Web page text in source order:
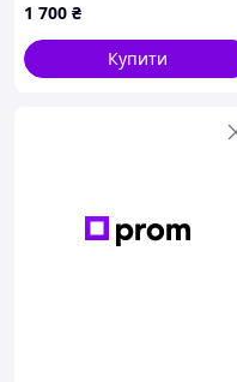
1 700 ₴
Купити